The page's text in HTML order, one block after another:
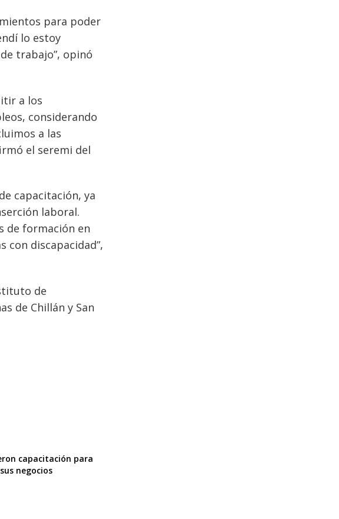
para poder
lo estoy
trabajo”, opinó
a los
considerando
a las
el seremi del
capacitación, ya
laboral.
de formación en
con discapacidad”,
de
de Chillán y San
capacitación para
negocios